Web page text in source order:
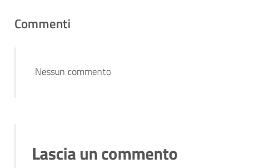
Commenti
Nessun commento
Lascia un commento